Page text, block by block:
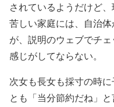
されているようだけど
苦しい家庭には、自治
が、説明のウェブでチ
感じがしてならない。
次女も長女も採寸の時
とも「当分節約だね」